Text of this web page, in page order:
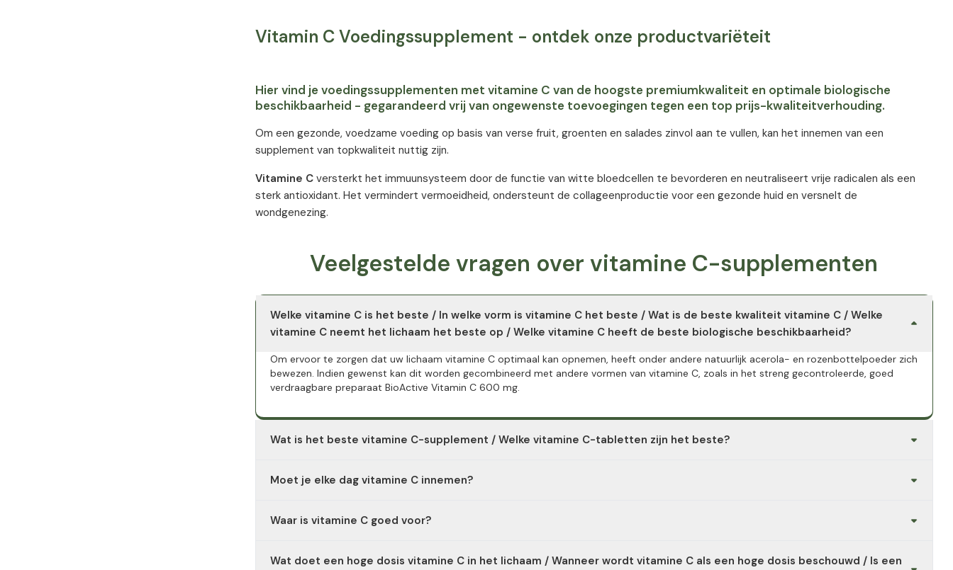
Vitamin C Voedingssupplement - ontdek onze productvariëteit
Hier vind je voedingssupplementen met vitamine C van de hoogste premiumkwaliteit en optimale biologische
beschikbaarheid - gegarandeerd vrij van ongewenste toevoegingen tegen een top prijs-kwaliteitverhouding.
Om een gezonde, voedzame voeding op basis van verse fruit, groenten en salades zinvol aan te vullen, kan het innemen van een
supplement van topkwaliteit nuttig zijn.
Vitamine Cversterkt het immuunsysteem door de functie van witte bloedcellen te bevorderen en neutraliseert vrije radicalen als een
sterk antioxidant. Het vermindert vermoeidheid, ondersteunt de collageenproductie voor een gezonde huid en versnelt de
wondgenezing.
Veelgestelde vragen over vitamine C-supplementen
Welke vitamine C is het beste / In welke vorm is vitamine C het beste / Wat is de beste kwaliteit vitamine C / Welke
vitamine C neemt het lichaam het beste op / Welke vitamine C heeft de beste biologische beschikbaarheid?
Om ervoor te zorgen dat uw lichaam vitamine C optimaal kan opnemen, heeft onder andere natuurlijk acerola- en rozenbottelpoeder zich
bewezen. Indien gewenst kan dit worden gecombineerd met andere vormen van vitamine C, zoals in het streng gecontroleerde, goed
verdraagbare preparaat BioActive Vitamin C 600 mg.
Wat is het beste vitamine C-supplement / Welke vitamine C-tabletten zijn het beste?
gepatenteerde PureWay-C® -vitamine C en hun maagvriendelijke samenstelling.
Moet je elke dag vitamine C innemen?
acht moet worden genomen.
Waar is vitamine C goed voor?
energiemetabolisme en een normale mentale functie. Bovendien helpt ascorbinezuur de cellen te beschermen tegen oxidatieve stress en
Wat doet een hoge dosis vitamine C in het lichaam / Wanneer wordt vitamine C als een hoge dosis beschouwd / Is een